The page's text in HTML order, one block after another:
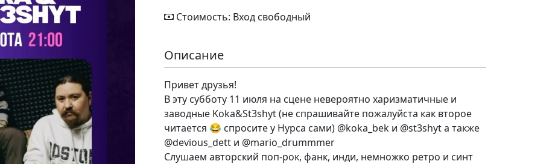
Стоимость: Вход свободный
Описание
Привет друзья!
В эту субботу 11 июля на сцене невероятно харизматичные и
заводные Koka&St3shyt (не спрашивайте пожалуйста как второе
читается 😂 спросите у Нурса сами) @koka_bek и @st3shyt а также
@devious_dett и @mario_drummmer
Слушаем авторский поп-рок, фанк, инди, немножко ретро и синт